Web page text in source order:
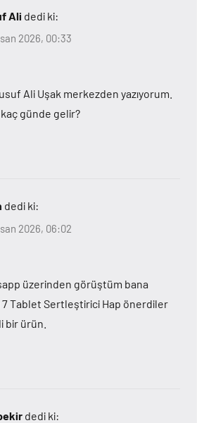
Ali dedi ki:
2026, 00:33
Ali Uşak merkezden yazıyorum.
günde gelir?
dedi ki:
2026, 06:02
üzerinden görüştüm bana
7 Tablet Sertleştirici Hap önerdiler
bir ürün.
dedi ki: